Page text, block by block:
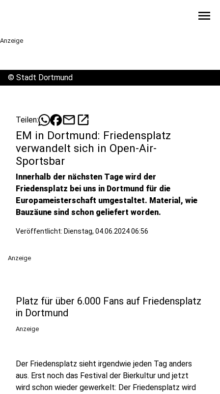
menu
Anzeige
© Stadt Dortmund
Teilen: mailopen_in_new
EM in Dortmund: Friedensplatz
verwandelt sich in Open-Air-
Sportsbar
Innerhalb der nächsten Tage wird der
Friedensplatz bei uns in Dortmund für die
Europameisterschaft umgestaltet. Material, wie
Bauzäune sind schon geliefert worden.
Veröffentlicht: Dienstag, 04.06.2024 06:56
Anzeige
Platz für über 6.000 Fans auf Friedensplatz
in Dortmund
Anzeige
Der Friedensplatz sieht irgendwie jeden Tag anders
aus. Erst noch das Festival der Bierkultur und jetzt
wird schon wieder gewerkelt: Der Friedensplatz wird